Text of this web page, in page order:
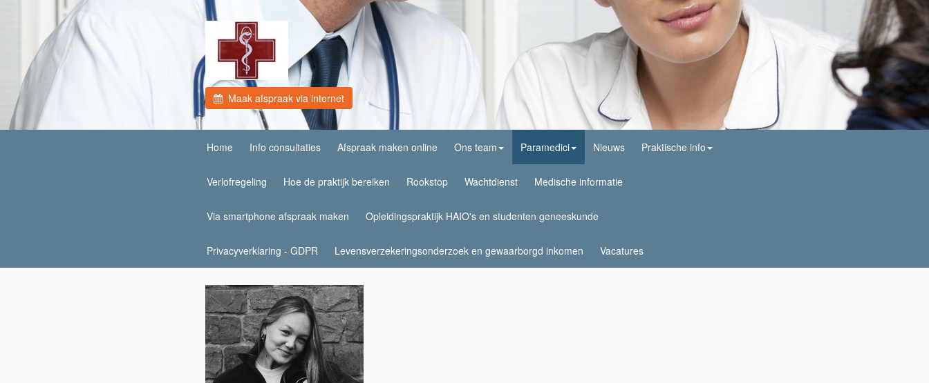
Maak afspraak via internet
Home Info consultaties Afspraak maken online Ons team Paramedici Nieuws Praktische info
Verlofregeling Hoe de praktijk bereiken Rookstop Wachtdienst Medische informatie
Via smartphone afspraak maken Opleidingspraktijk HAIO's en studenten geneeskunde
Privacyverklaring - GDPR Levensverzekeringsonderzoek en gewaarborgd inkomen Vacatures